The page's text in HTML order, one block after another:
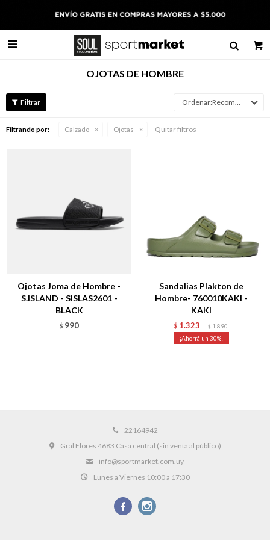

OJOTAS DE HOMBRE
Recomendados
Filtrando por: Calzado Ojotas Quitar filtros
Ojotas Joma de Hombre -
S.ISLAND - SISLAS2601 -
BLACK
$ 990
Sandalias Plakton de
Hombre- 760010KAKI -
KAKI
$ 1.323 $ 1.890
30
Talle
22164942
Gral Flores 4683 Casa central (sin venta al público)
info@sportmarket.com.uy
Lunes a Viernes 10:00 a 17:30
 